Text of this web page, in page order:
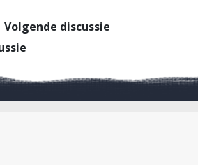
Volgende discussie